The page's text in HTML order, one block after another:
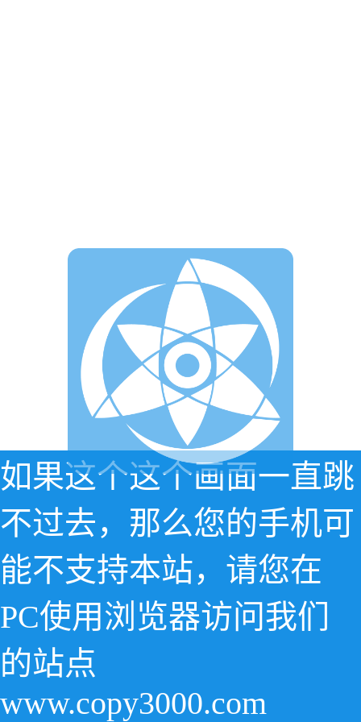
如果这个这个画面一直跳
不过去，那么您的手机可
能不支持本站，请您在
PC使用浏览器访问我们
的站点
www.copy3000.com